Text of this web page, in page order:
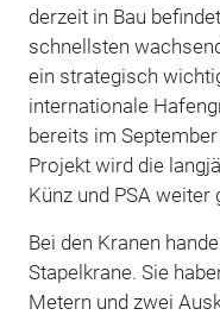
derzeit in Bau
schnellsten
ein strategisch
internationale
bereits im
Projekt wird die
Künz und PSA weiter
Bei den Kranen
Stapelkrane. Sie
Metern und zwei